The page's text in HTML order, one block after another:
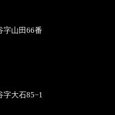
字山田66番
大石85−1